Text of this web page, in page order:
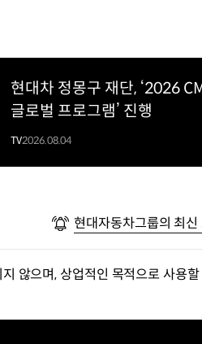
현대차 정몽구 재단, ‘2026
글로벌 프로그램’ 진행
TV2026.08.04
현대자동차그룹의 최
않으며, 상업적인 목적으로 사용